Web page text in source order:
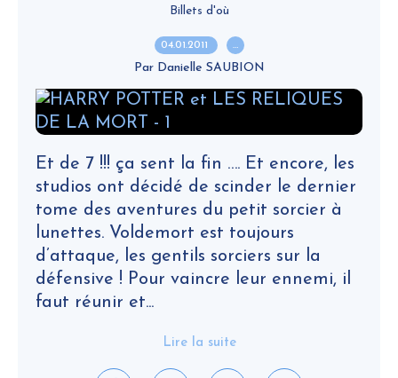
Billets d'où
04.01.2011 …
Par Danielle SAUBION
Et de 7 !!! ça sent la fin …. Et encore, les
studios ont décidé de scinder le dernier
tome des aventures du petit sorcier à
lunettes. Voldemort est toujours
d’attaque, les gentils sorciers sur la
défensive ! Pour vaincre leur ennemi, il
faut réunir et...
Lire la suite